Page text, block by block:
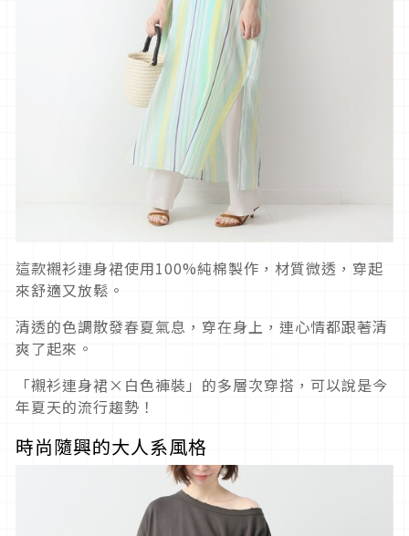
這款襯衫連身裙使用100%純棉製作，材質微透，穿起
來舒適又放鬆。
清透的色調散發春夏氣息，穿在身上，連心情都跟著清
爽了起來。
「襯衫連身裙×白色褲裝」的多層次穿搭，可以說是今
年夏天的流行趨勢！
時尚隨興的大人系風格